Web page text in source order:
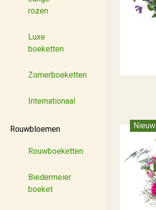
rozen
Luxe
boeketten
Zomerboeketten
Internationaal
Rouwbloemen
Rouwboeketten
Biedermeier
boeket
Nieuw